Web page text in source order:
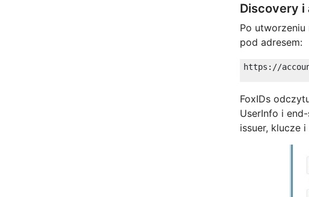
Discovery i
Po
pod adresem:
FoxIDs
UserInfo i
issuer, klucze